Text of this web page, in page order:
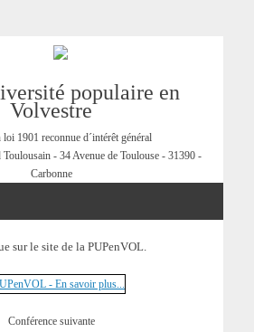
populaire en
Volvestre
1901 reconnue d´intérêt général
Toulousain - 34 Avenue de Toulouse - 31390 -
Carbonne
sur le site de la PUPenVOL.
Conférence suivante